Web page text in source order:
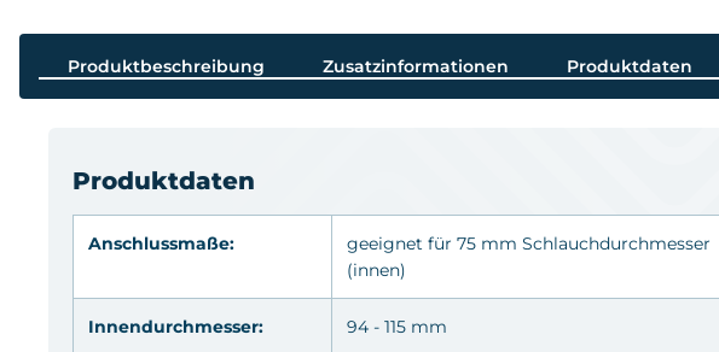
Produktbeschreibung Zusatzinformationen Produktdaten
Produktdaten
Anschlussmaße:
geeignet für 75 mm Schlauchdurchmesser
(innen)
Innendurchmesser: 94 - 115 mm